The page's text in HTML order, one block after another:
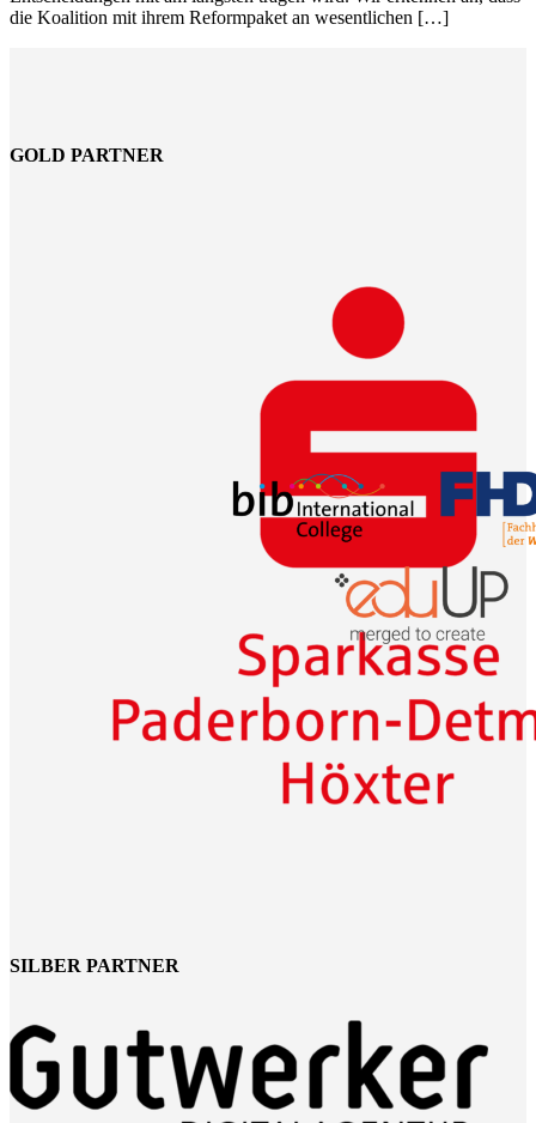
die Koalition mit ihrem Reformpaket an wesentlichen […]
GOLD PARTNER
SILBER PARTNER